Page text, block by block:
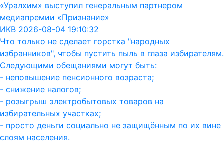
«Уралхим» выступил генеральным партнером
медиапремии «Признание»
ИКВ 2026-08-04 19:10:32
Что только не сделает горстка "народных
избранников", чтобы пустить пыль в глаза избирателям.
Следующими обещаниями могут быть:
- неповышение пенсионного возраста;
- снижение налогов;
- розыгрыш электробытовых товаров на
избирательных участках;
- просто деньги социально не защищённым по их вине
слоям населения.